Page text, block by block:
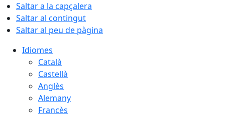
Saltar a la capçalera
Saltar al contingut
Saltar al peu de pàgina
Idiomes
Català
Castellà
Anglès
Alemany
Francès